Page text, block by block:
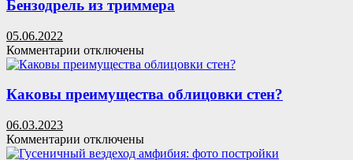
фото,
Бензодрель из триммера
05.06.2022
Комментарии к
записи
из
триммера
отключены
Каковы преимущества облицовки стен?
06.03.2023
Комментарии к
записи
отключены